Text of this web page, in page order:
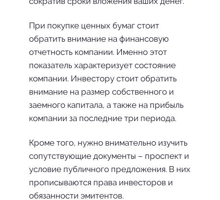
При покупке ценных бумаг стоит
обратить внимание на финансовую
отчетность компании. Именно этот
показатель характеризует состояние
компании. Инвестору стоит обратить
внимание на размер собственного и
заемного капитала, а также на прибыль
компании за последние три периода.
Кроме того, нужно внимательно изучить
сопутствующие документы – проспект и
условие публичного предложения. В них
прописываются права инвесторов и
обязанности эмитентов.